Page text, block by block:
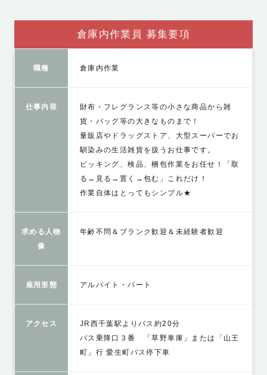
倉庫内作業員 募集要項
職種 倉庫内作業
仕事内容
財布・フレグランス等の小さな商品から雑
貨・バッグ等の大きなものまで！
量販店やドラッグストア、大型スーパーでお
馴染みの生活雑貨を扱うお仕事です。
ピッキング、検品、梱包作業をお任せ！「取
る→見る→置く→包む」これだけ！
作業自体はとってもシンプル★
求める人物
像
年齢不問＆ブランク歓迎＆未経験者歓迎
雇用形態 アルバイト・パート
アクセス
JR西千葉駅よりバス約20分
バス乗降口３番 「草野車庫」または「山王
町」行 愛生町バス停下車